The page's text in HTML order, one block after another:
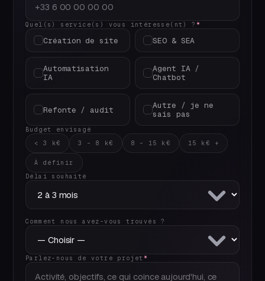
Quel(s) service(s) vous intéresse(nt) ? *
Création de site SEO & SEA
Automatisation
IA
Agent IA /
Chatbot
Refonte / audit
Autre / je ne
sais pas
Budget envisagé
< 3 k€
3 – 8 k€ 8 – 15 k€ 15 k€ +
À définir
Délai souhaité
Comment nous avez-vous trouvés ?
Parlez-nous de votre projet *